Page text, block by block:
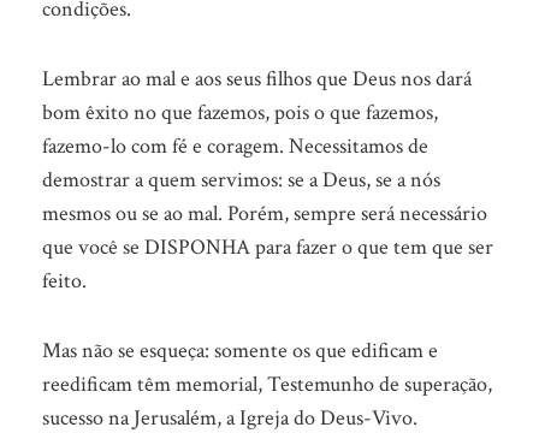
condições.
Lembrar ao mal e aos seus filhos que Deus nos dará
bom êxito no que fazemos, pois o que fazemos,
fazemo-lo com fé e coragem. Necessitamos de
demostrar a quem servimos: se a Deus, se a nós
mesmos ou se ao mal. Porém, sempre será necessário
que você se DISPONHA para fazer o que tem que ser
feito.
Mas não se esqueça: somente os que edificam e
reedificam têm memorial, Testemunho de superação,
sucesso na Jerusalém, a Igreja do Deus-Vivo.